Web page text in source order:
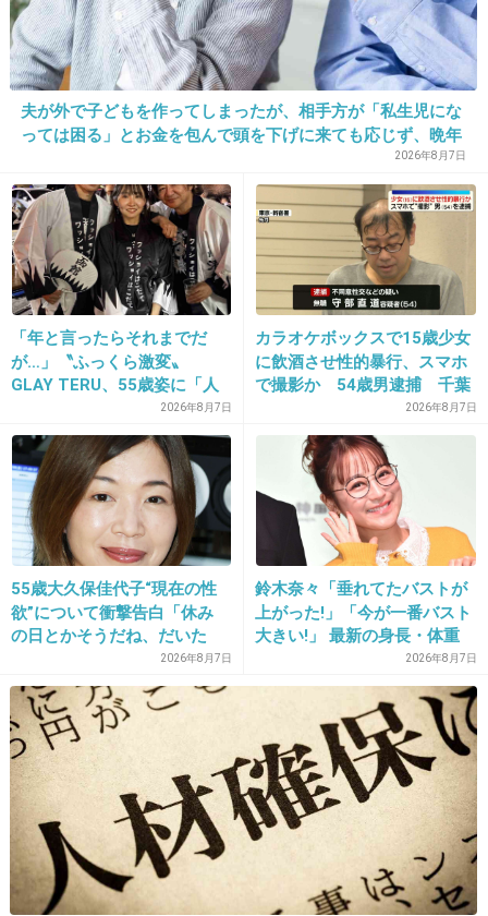
23. 匿名2013/01/11(金) 15:51:14
＞奥さんはマンションの狭い駐車場でも乱暴な
運転をしてスピードを出すので、他の住民から
も不興を買っています。
今回も実はもっとスピード出てたんじゃない？
+303
24. 匿名 2013/01/11(金) 15:51:25
匿名なら言いたい放題だな近所の人ｗ
-14
25. 匿名 2013/01/11(金) 15:51:41
ご近所の人も今まで不満がたまってたんでしょ
うね
+237 -8
26. 匿名2013/01/11(金) 15:51:53
お得意の手のひら返しｗｗ
+86 -7
2013/01/11(金) 15:51:54
夫が外で子どもを作ってしまったが、相手方が「私生児にな
っては困る」とお金を包んで頭を下げに来ても応じず、晩年
まで離婚に応じなかった親戚の話→「一生復讐になる」「こ
れ本人幸せなの？」
2026年8月7日
「年と言ったらそれまでだ
が…」〝ふっくら激変〟
GLAY TERU、55歳姿に「人
として好きすぎる」「TERU
さんには見えない」「分から
なかった」
2026年8月7日
カラオケボックスで15歳少女
に飲酒させ性的暴行、スマホ
で撮影か 54歳男逮捕 千葉
2026年8月7日
55歳大久保佳代子“現在の性
欲”について衝撃告白「休み
の日とかそうだね、だいた
2026年8月7日
鈴木奈々「垂れてたバストが
上がった!」「今が一番バスト
大きい!」 最新の身長・体重
2026年8月7日